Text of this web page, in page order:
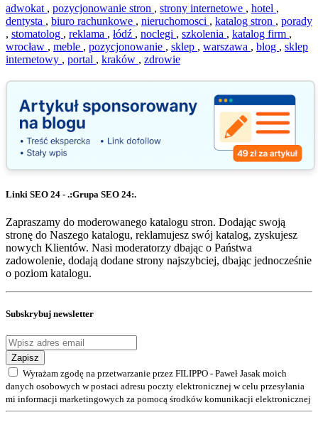
adwokat , pozycjonowanie stron , strony internetowe , hotel ,
dentysta , biuro rachunkowe , nieruchomosci , katalog stron , porady
, stomatolog , reklama , łódź , noclegi , szkolenia , katalog firm ,
wrocław , meble , pozycjonowanie , sklep , warszawa , blog , sklep
internetowy , portal , kraków , zdrowie
Linki SEO 24 - .:Grupa SEO 24:.
Zapraszamy do moderowanego katalogu stron. Dodając swoją
stronę do Naszego katalogu, reklamujesz swój katalog, zyskujesz
nowych Klientów. Nasi moderatorzy dbając o Państwa
zadowolenie, dodają dodane strony najszybciej, dbając jednocześnie
o poziom katalogu.
Subskrybuj newsletter
Zapisz
Wyrażam zgodę na przetwarzanie przez FILIPPO - Paweł Jasak moich
danych osobowych w postaci adresu poczty elektronicznej w celu przesyłania
mi informacji marketingowych za pomocą środków komunikacji elektronicznej